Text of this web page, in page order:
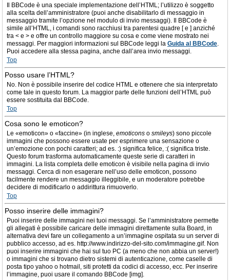
Il BBCode è una speciale implementazione dell’HTML; l’utilizzo è soggetto
alla scelta dell’amministratore (puoi anche disabilitarlo di messaggio in
messaggio tramite l’opzione nel modulo di invio messaggi). Il BBCode è
simile all’HTML, i comandi sono racchiusi tra parentesi quadre [ e ] anziché
tra < e > e offre un controllo maggiore su cosa e come viene mostrato nei
messaggi. Per maggiori informazioni sul BBCode leggi la Guida al BBCode.
Puoi accedere alla stessa pagina, anche dall’area invio messaggi.
Top
Posso usare l’HTML?
No. Non è possibile inserire del codice HTML e ottenere che sia interpretato
come tale in questo forum. La maggior parte delle funzioni dell’HTML può
essere sostituita dal BBCode.
Top
Cosa sono le emoticon?
Le «emoticon» o «faccine» (in inglese, emoticons o smileys) sono piccole
immagini che possono essere usate per esprimere una sensazione o
un’emozione con pochi caratteri; ad es. :) significa felice, :( significa triste.
Questo forum trasforma automaticamente queste serie di caratteri in
immagini. La lista completa delle emoticon è visibile nella pagina di invio
messaggi. Cerca di non esagerare nell’uso delle emoticon, possono
facilmente rendere un messaggio illeggibile, e un moderatore potrebbe
decidere di modificarlo o addirittura rimuoverlo.
Top
Posso inserire delle immagini?
Puoi inserire delle immagini nei tuoi messaggi. Se l’amministratore permette
gli allegati è possibile caricare delle immagini direttamente sulla Board, in
alternativa devi fare un collegamento a un’immagine ospitata su un server di
pubblico accesso, ad es. http://www.indirizzo-del-sito.com/immagine.gif. Non
puoi inserire immagini che hai sul tuo PC (a meno che non abbia un server!)
o immagini che si trovano dietro sistemi di autenticazione, come caselle di
posta tipo yahoo o hotmail, siti protetti da codici di accesso, ecc. Per inserire
l’immagine, puoi usare il comando BBCode [img].